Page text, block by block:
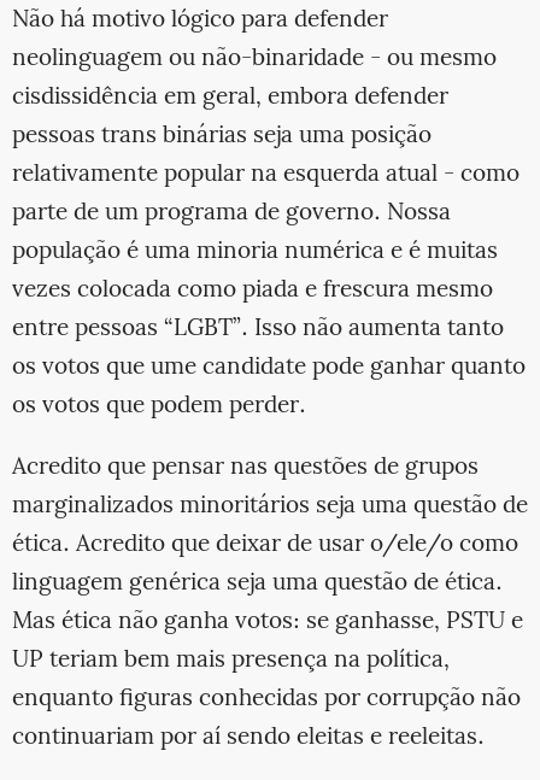
Não há motivo lógico para defender
neolinguagem ou não-binaridade - ou mesmo
cisdissidência em geral, embora defender
pessoas trans binárias seja uma posição
relativamente popular na esquerda atual - como
parte de um programa de governo. Nossa
população é uma minoria numérica e é muitas
vezes colocada como piada e frescura mesmo
entre pessoas “LGBT”. Isso não aumenta tanto
os votos que ume candidate pode ganhar quanto
os votos que podem perder.
Acredito que pensar nas questões de grupos
marginalizados minoritários seja uma questão de
ética. Acredito que deixar de usar o/ele/o como
linguagem genérica seja uma questão de ética.
Mas ética não ganha votos: se ganhasse, PSTU e
UP teriam bem mais presença na política,
enquanto figuras conhecidas por corrupção não
continuariam por aí sendo eleitas e reeleitas.